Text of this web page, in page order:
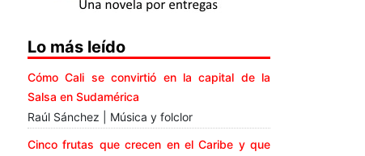
Lo más leído
Cómo Cali se convirtió en la capital de la
Salsa en Sudamérica
Raúl Sánchez | Música y folclor
Cinco frutas que crecen en el Caribe y que